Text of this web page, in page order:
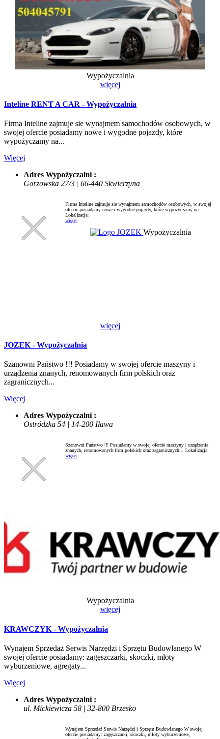
Wypożyczalnia
więcej
Inteline RENT A CAR - Wypożyczalnia
Firma Inteline zajmuje sie wynajmem samochodów osobowych, w
swojej ofercie posiadamy nowe i wygodne pojazdy, które
wypożyczamy na...
Więcej
Adres Wypożyczalni :
Gorzowska 27/3 | 66-440 Skwierzyna
Firma Inteline zajmuje sie wynajmem samochodów osobowych, w swojej
ofercie posiadamy nowe i wygodne pojazdy, które wypożyczamy na...
Lokalizacja:
więcej
Wypożyczalnia
więcej
JOZEK - Wypożyczalnia
Szanowni Państwo !!! Posiadamy w swojej ofercie maszyny i
urządzenia znanych, renomowanych firm polskich oraz
zagranicznych...
Więcej
Adres Wypożyczalni :
Ostródzka 54 | 14-200 Iława
Szanowni Państwo !!! Posiadamy w swojej ofercie maszyny i urządzenia
znanych, renomowanych firm polskich oraz zagranicznych... Lokalizacja:
więcej
Wypożyczalnia
więcej
KRAWCZYK - Wypożyczalnia
Wynajem Sprzedaż Serwis Narzędzi i Sprzętu Budowlanego W
swojej ofercie posiadamy: zagęszczarki, skoczki, młoty
wyburzeniowe, agregaty...
Więcej
Adres Wypożyczalni :
ul. Mickiewicza 58 | 32-800 Brzesko
Wynajem Sprzedaż Serwis Narzędzi i Sprzętu Budowlanego W swojej
ofercie posiadamy: zagęszczarki, skoczki, młoty wyburzeniowe,